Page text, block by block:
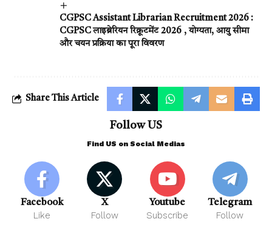
CGPSC Assistant Librarian Recruitment 2026 :
CGPSC लाइब्रेरियन रिक्रूटमेंट 2026 , योग्यता, आयु सीमा
और चयन प्रक्रिया का पूरा विवरण
Share This Article
Follow US
Find US on Social Medias
Facebook
Like
X
Follow
Youtube
Subscribe
Telegram
Follow